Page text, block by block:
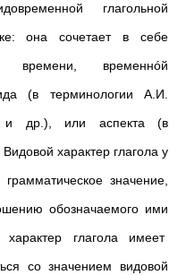
глагольной
она сочетает в себе
времени, временнóй
(в терминологии А.И.
и др.), или аспекта (в
характер глагола у
значение,
обозначаемого ими
глагола имеет
со значением видовой